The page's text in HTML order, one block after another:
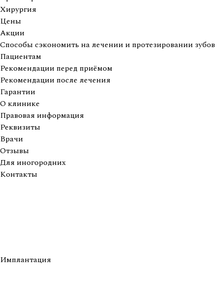
Хирургия
Цены
Акции
Способы сэкономить на лечении и протезировании зубов
Пациентам
Рекомендации перед приёмом
Рекомендации после лечения
Гарантии
О клинике
Правовая информация
Реквизиты
Врачи
Отзывы
Для иногородних
Контакты
Имплантация